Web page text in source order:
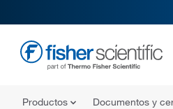
Productos Documentos y